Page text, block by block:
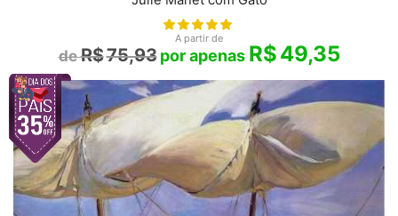
A partir de
R$75,93 R$49,35